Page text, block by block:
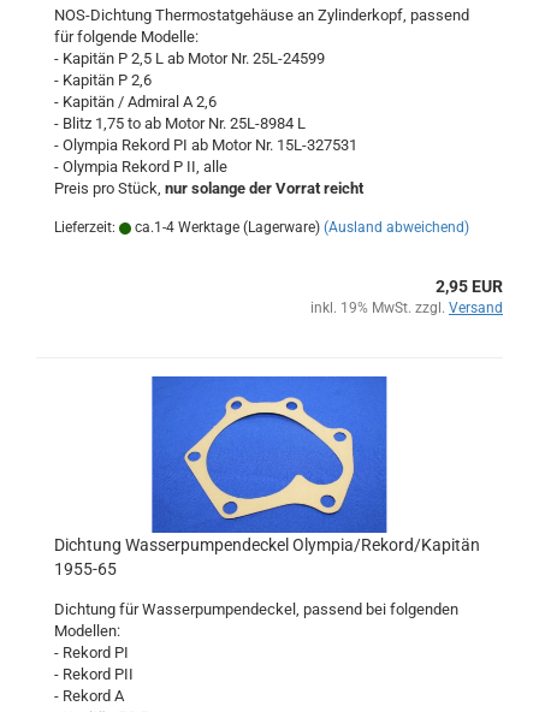
NOS-Dichtung Thermostatgehäuse an Zylinderkopf, passend
für folgende Modelle:
- Kapitän P 2,5 L ab Motor Nr. 25L-24599
- Kapitän P 2,6
- Kapitän / Admiral A 2,6
- Blitz 1,75 to ab Motor Nr. 25L-8984 L
- Olympia Rekord PI ab Motor Nr. 15L-327531
- Olympia Rekord P II, alle
Preis pro Stück, nur solange der Vorrat reicht
Lieferzeit: ca.1-4 Werktage (Lagerware) (Ausland abweichend)
2,95 EUR
inkl. 19% MwSt. zzgl. Versand
Dichtung Wasserpumpendeckel Olympia/Rekord/Kapitän
1955-65
Dichtung für Wasserpumpendeckel, passend bei folgenden
Modellen:
- Rekord PI
- Rekord PII
- Rekord A